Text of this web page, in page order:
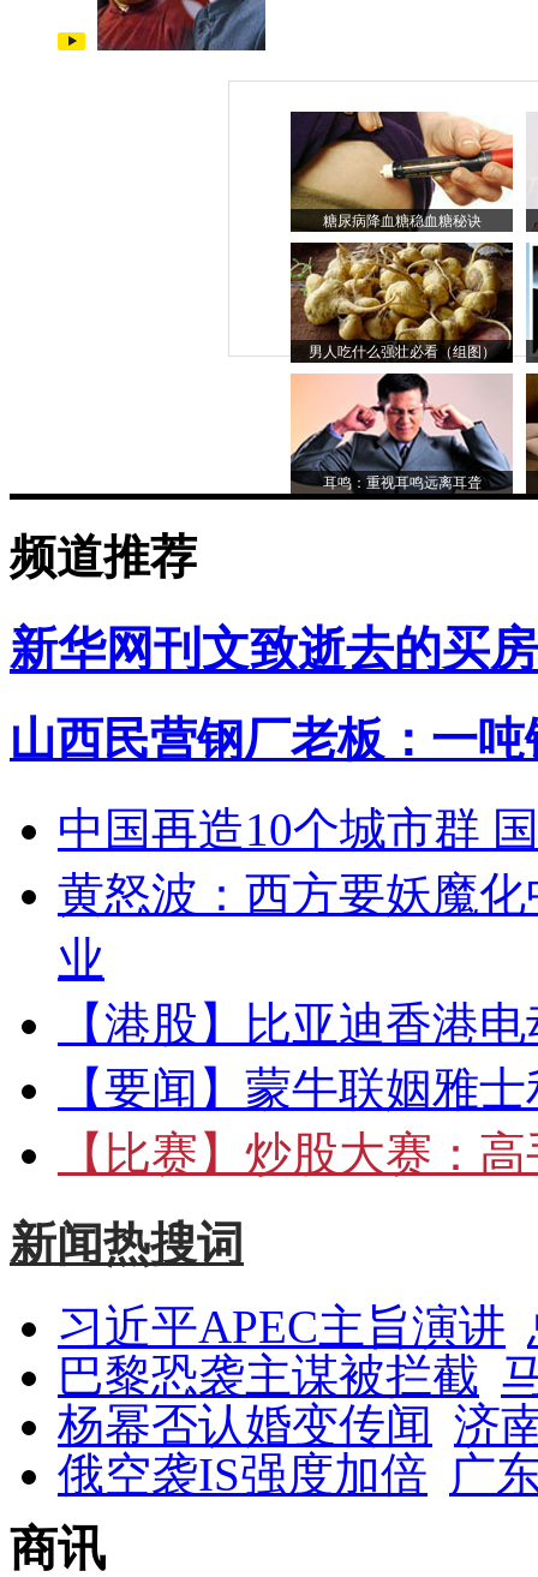
糖尿病降血糖稳血糖秘诀
男人吃什么强壮必看（组图）
耳鸣：重视耳鸣远离耳聋
频道推荐
新华网刊文致逝去的买
山西民营钢厂老板：一
中国再造10个城市群
黄怒波：西方要妖魔
业
【港股】
比亚迪香港
【要闻】 蒙牛联姻雅
【比赛】 炒股大赛：高
新闻热搜词
习近平APEC主旨演讲
巴黎恐袭主谋被拦截
杨幂否认婚变传闻 济
俄空袭IS强度加倍 广
商讯